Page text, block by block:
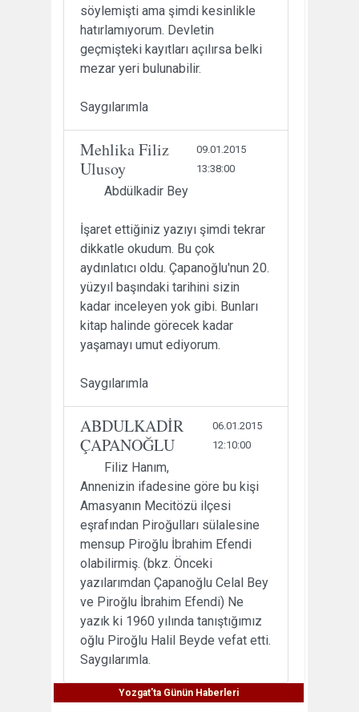
söylemişti ama şimdi kesinlikle
hatırlamıyorum. Devletin
geçmişteki kayıtları açılırsa belki
mezar yeri bulunabilir.
Saygılarımla
Mehlika Filiz
Ulusoy
09.01.2015
13:38:00
Abdülkadir Bey
İşaret ettiğiniz yazıyı şimdi tekrar
dikkatle okudum. Bu çok
aydınlatıcı oldu. Çapanoğlu'nun 20.
yüzyıl başındaki tarihini sizin
kadar inceleyen yok gibi. Bunları
kitap halinde görecek kadar
yaşamayı umut ediyorum.
Saygılarımla
ABDULKADİR
ÇAPANOĞLU
06.01.2015
12:10:00
Filiz Hanım,
Annenizin ifadesine göre bu kişi
Amasyanın Mecitözü ilçesi
eşrafından Piroğulları sülalesine
mensup Piroğlu İbrahim Efendi
olabilirmiş. (bkz. Önceki
yazılarımdan Çapanoğlu Celal Bey
ve Piroğlu İbrahim Efendi) Ne
yazık ki 1960 yılında tanıştığımız
oğlu Piroğlu Halil Beyde vefat etti.
Saygılarımla.
Yozgat'ta Günün Haberleri